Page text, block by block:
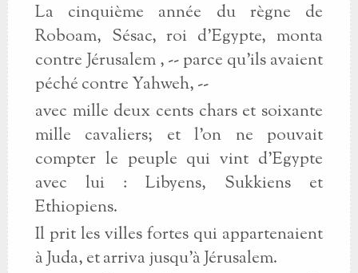
La cinquième année du règne de
Roboam, Sésac, roi d'Egypte, monta
contre Jérusalem , -- parce qu'ils avaient
péché contre Yahweh, --
avec mille deux cents chars et soixante
mille cavaliers; et l'on ne pouvait
compter le peuple qui vint d'Egypte
avec lui : Libyens, Sukkiens et
Ethiopiens.
Il prit les villes fortes qui appartenaient
à Juda, et arriva jusqu'à Jérusalem.